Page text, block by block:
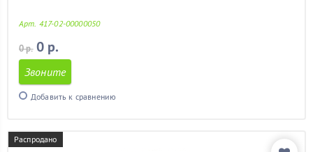
Арт. 417-02-00000050
0 р. 0 р.
Звоните
Добавить к сравнению
Распродано